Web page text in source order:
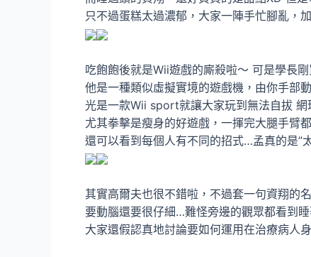
只不過蛋糕太過濃郁，大家一陣手忙腳亂，
吃飽飽後就是Wii遊戲的廝殺啦～ 可是學長
他是一種類似虛擬實境的遊戲機，由你手部
光是一款Wii sport就讓大家玩到無法自拔 網
尤其拳擊是瘦身的好遊戲，一揮完大腿手臂
還可以看到每個人有不同的招式…孟真的是”
其實高爾夫也很不錯啦，不過套一句資翔的
要動腦還要很仔細…難怪旁邊的觀眾都看到
大家還假認真地討論要如何運用在治療病人